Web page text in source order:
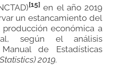
[15] en el año 2019
un estancamiento del
económica a
según el análisis
de Estadísticas
2019.